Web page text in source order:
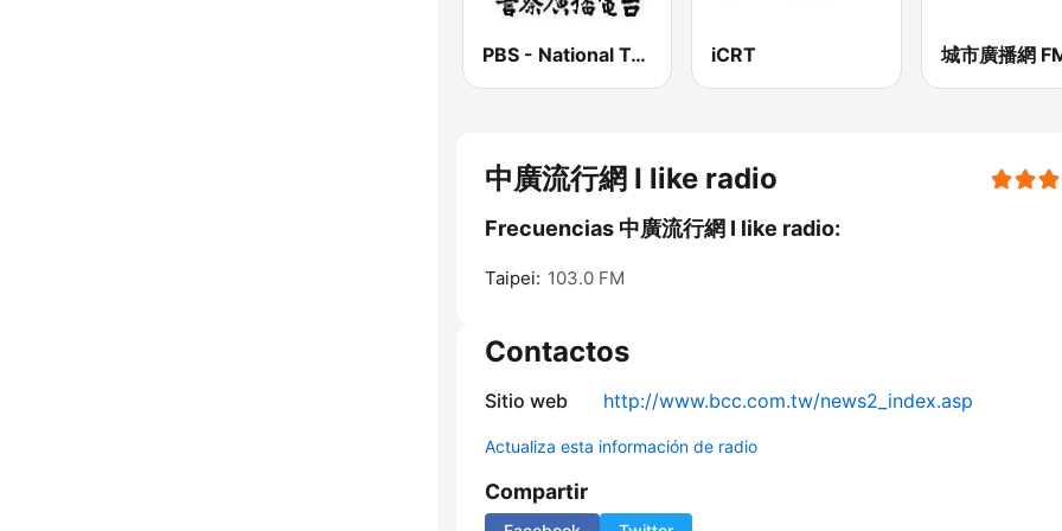
PBS - National Transportation iCRT
中廣流行網 I like radio
Frecuencias 中廣流行網 I like radio:
Taipei: 103.0 FM
Contactos
Sitio web http://www.bcc.com.tw/news2_index.asp
Actualiza esta información de radio
Compartir